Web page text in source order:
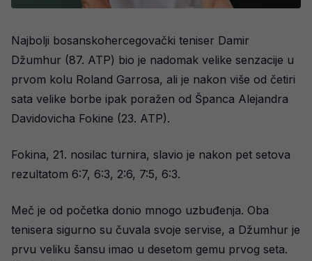
Najbolji bosanskohercegovački teniser Damir
Džumhur (87. ATP) bio je nadomak velike senzacije u
prvom kolu Roland Garrosa, ali je nakon više od četiri
sata velike borbe ipak poražen od Španca Alejandra
Davidovicha Fokine (23. ATP).
Fokina, 21. nosilac turnira, slavio je nakon pet setova
rezultatom 6:7, 6:3, 2:6, 7:5, 6:3.
Meč je od početka donio mnogo uzbuđenja. Oba
tenisera sigurno su čuvala svoje servise, a Džumhur je
prvu veliku šansu imao u desetom gemu prvog seta.